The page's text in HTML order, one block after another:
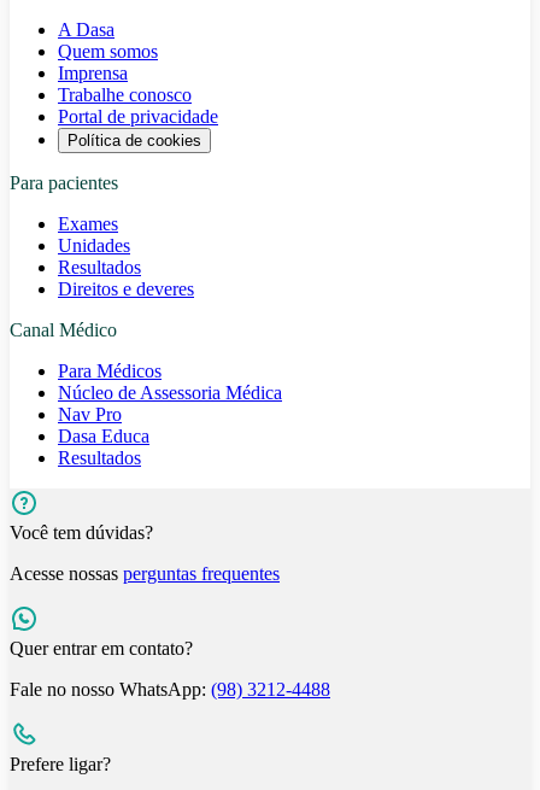
A Dasa
Quem somos
Imprensa
Trabalhe conosco
Portal de privacidade
Política de cookies
Para pacientes
Exames
Unidades
Resultados
Direitos e deveres
Canal Médico
Para Médicos
Núcleo de Assessoria Médica
Nav Pro
Dasa Educa
Resultados
Você tem dúvidas?
Acesse nossas perguntas frequentes
Quer entrar em contato?
Fale no nosso WhatsApp: (98) 3212-4488
Prefere ligar?